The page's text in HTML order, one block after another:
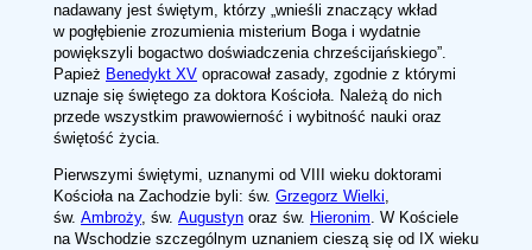
nadawany jest świętym, którzy wnieśli znaczący wkład
w pogłębienie zrozumienia misterium Boga i wydatnie
powiększyli bogactwo doświadczenia chrześcijańskiego .
Papież Benedykt XV opracował zasady, zgodnie z którymi
uznaje się świętego za doktora Kościoła. Należą do nich
przede wszystkim prawowierność i wybitność nauki oraz
świętość życia.
Pierwszymi świętymi, uznanymi od VIII wieku doktorami
Kościoła na Zachodzie byli: św. Grzegorz Wielki,
św. Ambroży, św. Augustyn oraz św. Hieronim. W Kościele
na Wschodzie szczególnym uznaniem cieszą się od IX wieku